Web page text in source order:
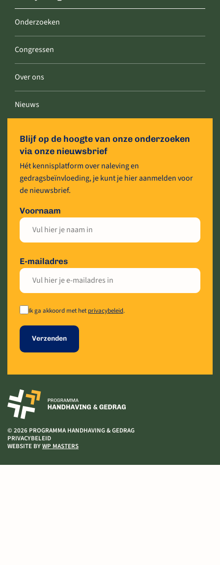
Onderzoeken
Congressen
Over ons
Nieuws
Blijf op de hoogte van onze onderzoeken
via onze nieuwsbrief
Hét kennisplatform over naleving en
gedragsbeïnvloeding, je kunt je hier aanmelden voor
de nieuwsbrief.
Voornaam
E-mailadres
Ik ga akkoord met hetprivacybeleid.
Verzenden
© 2026 PROGRAMMA HANDHAVING & GEDRAG
PRIVACYBELEID
WEBSITE BYWP MASTERS